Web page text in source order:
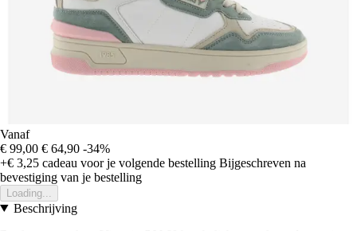
Vanaf
€ 99,00 € 64,90 -34%
+€ 3,25 cadeau voor je volgende bestelling Bijgeschreven na
bevestiging van je bestelling
Loading...
Beschrijving